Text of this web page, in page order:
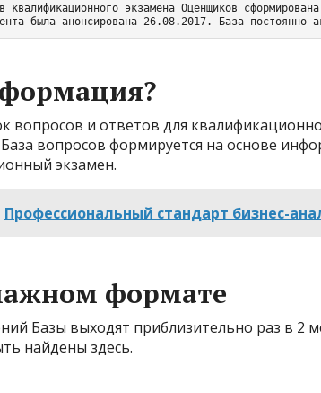
квалификационного экзамена Оценщиков
была анонсирована 26.08.2017. База постоянно
вопросов и ответов для
вопросов формируется на основе
экзамен.
Профессиональный стандарт бизнес-
формате
Базы выходят приблизительно раз в 2
найдены здесь.